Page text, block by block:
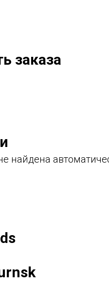
заказа
найдена